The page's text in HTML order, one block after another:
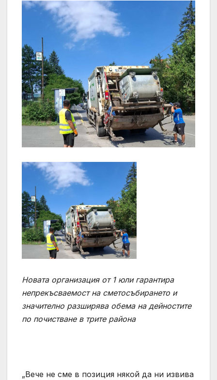
Новата организация от 1 юли гарантира
непрекъсваемост на сметосъбирането и
значително разширява обема на дейностите
по почистване в трите района
„Вече не сме в позиция някой да ни извива